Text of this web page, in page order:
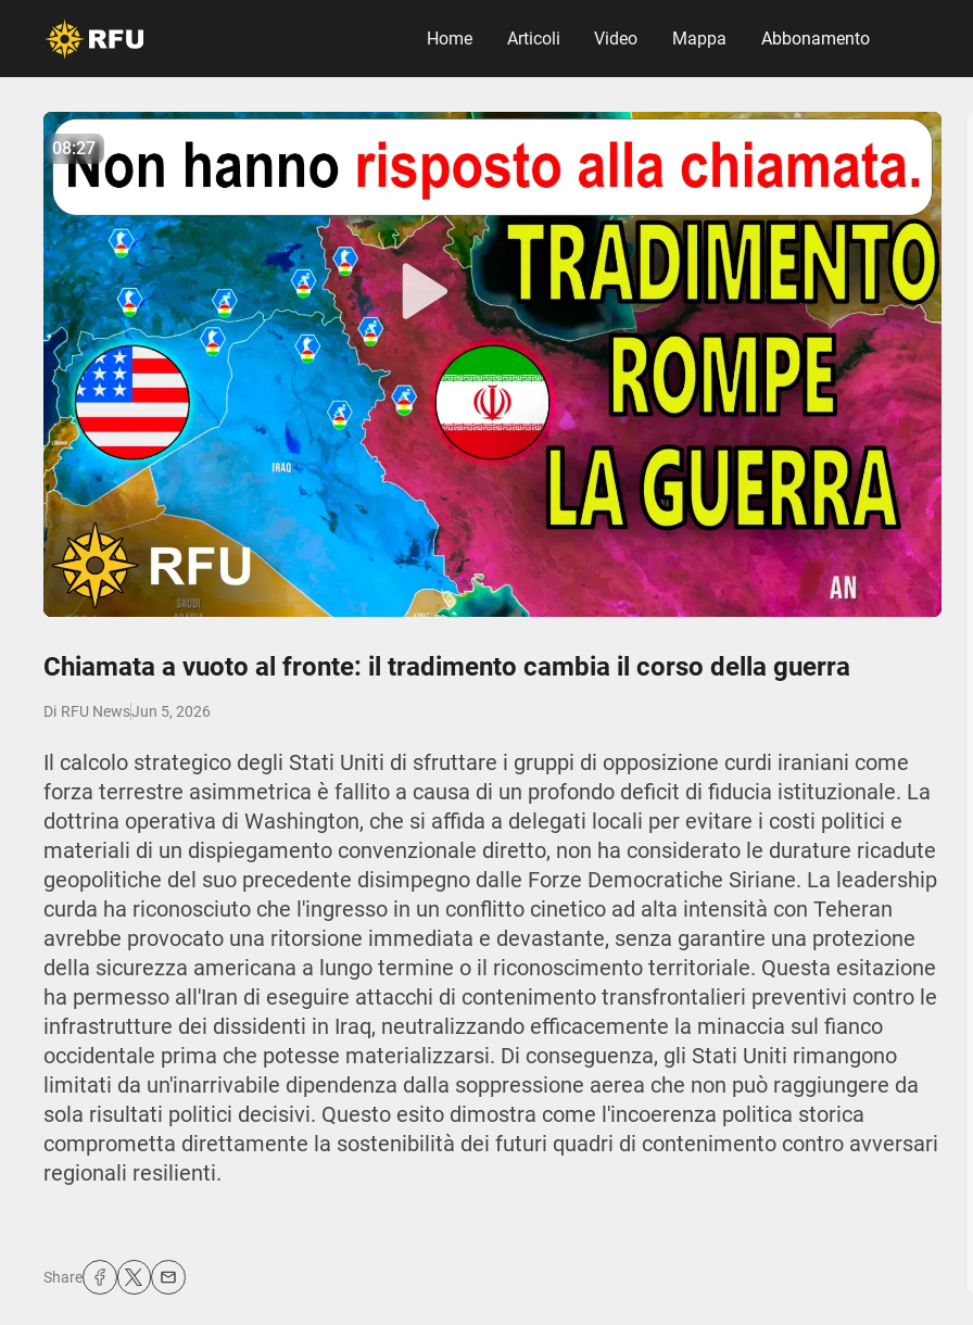
Home Articoli Video Mappa Abbonamento
Play
08:26
Mute Settings
Enter
No items found.
08:27
Chiamata a vuoto al fronte: il tradimento cambia il corso della guerra
Di RFU NewsJun 5, 2026
Il calcolo strategico degli Stati Uniti di sfruttare i gruppi di opposizione curdi iraniani come
forza terrestre asimmetrica è fallito a causa di un profondo deficit di fiducia istituzionale. La
dottrina operativa di Washington, che si affida a delegati locali per evitare i costi politici e
materiali di un dispiegamento convenzionale diretto, non ha considerato le durature ricadute
geopolitiche del suo precedente disimpegno dalle Forze Democratiche Siriane. La leadership
curda ha riconosciuto che l'ingresso in un conflitto cinetico ad alta intensità con Teheran
avrebbe provocato una ritorsione immediata e devastante, senza garantire una protezione
della sicurezza americana a lungo termine o il riconoscimento territoriale. Questa esitazione
ha permesso all'Iran di eseguire attacchi di contenimento transfrontalieri preventivi contro le
infrastrutture dei dissidenti in Iraq, neutralizzando efficacemente la minaccia sul fianco
occidentale prima che potesse materializzarsi. Di conseguenza, gli Stati Uniti rimangono
limitati da un'inarrivabile dipendenza dalla soppressione aerea che non può raggiungere da
sola risultati politici decisivi. Questo esito dimostra come l'incoerenza politica storica
comprometta direttamente la sostenibilità dei futuri quadri di contenimento contro avversari
regionali resilienti.
Share